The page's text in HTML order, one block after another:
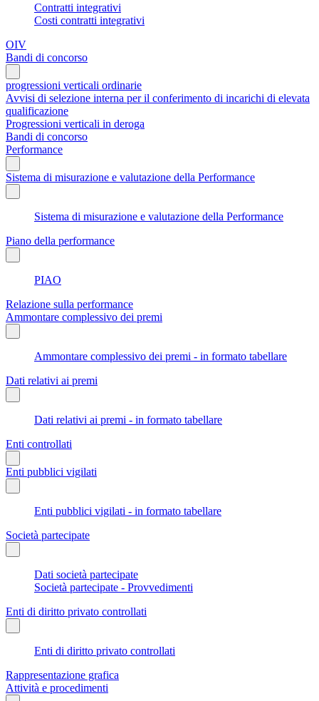
Contratti integrativi
Costi contratti integrativi
OIV
Bandi di concorso
progressioni verticali ordinarie
Avvisi di selezione interna per il conferimento di incarichi di elevata
qualificazione
Progressioni verticali in deroga
Bandi di concorso
Performance
Sistema di misurazione e valutazione della Performance
Sistema di misurazione e valutazione della Performance
Piano della performance
PIAO
Relazione sulla performance
Ammontare complessivo dei premi
Ammontare complessivo dei premi - in formato tabellare
Dati relativi ai premi
Dati relativi ai premi - in formato tabellare
Enti controllati
Enti pubblici vigilati
Enti pubblici vigilati - in formato tabellare
Società partecipate
Dati società partecipate
Società partecipate - Provvedimenti
Enti di diritto privato controllati
Enti di diritto privato controllati
Rappresentazione grafica
Attività e procedimenti